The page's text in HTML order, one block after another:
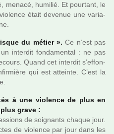
menacé, humi­lié. Et pour­tant, le
était deve­nue une varia­
du métier ». Ce n’est pas
inter­dit fon­da­men­tal : ne pas
Quand cet inter­dit s’effon­
qui est atteinte. C’est la
à une vio­lence de plus en
grave :
de soi­gnants chaque jour.
de vio­lence par jour dans les